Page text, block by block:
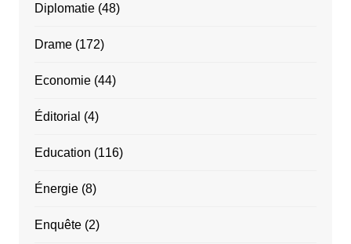
Diplomatie(48)
Drame(172)
Economie(44)
Éditorial (4)
Education (116)
Énergie(8)
Enquête(2)